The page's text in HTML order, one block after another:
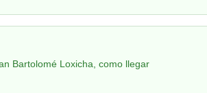
Bartolomé Loxicha, como llegar